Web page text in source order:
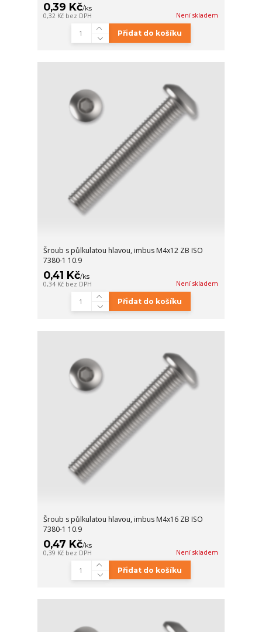
0,39 Kč/ks
0,32 Kč bez DPH Není skladem
Přidat do košíku
Šroub s půlkulatou hlavou, imbus M4x12 ZB ISO
7380-1 10.9
0,41 Kč/ks
0,34 Kč bez DPH Není skladem
Přidat do košíku
Šroub s půlkulatou hlavou, imbus M4x16 ZB ISO
7380-1 10.9
0,47 Kč/ks
0,39 Kč bez DPH Není skladem
Přidat do košíku